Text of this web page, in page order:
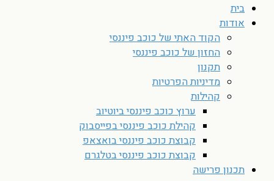
בית
אודות
הקוד האתי של כוכב פיננסי
החזון של כוכב פיננסי
תקנון
מדיניות הפרטיות
קהילות
ערוץ כוכב פיננסי ביוטיוב
קהילת כוכב פיננסי בפייסבוק
קבוצת כוכב פיננסי בואצאפ
קבוצת כוכב פיננסי בטלגרם
תכנון פרישה